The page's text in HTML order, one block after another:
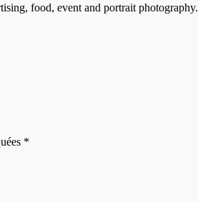
food, event and portrait photography.
*